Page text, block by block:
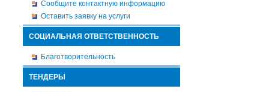
Сообщите контактную информацию
Оставить заявку на услуги
СОЦИАЛЬНАЯ ОТВЕТСТВЕННОСТЬ
Благотворительность
ТЕНДЕРЫ